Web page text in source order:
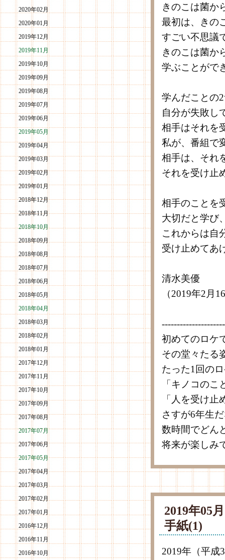
2020年02月
2020年01月
2019年12月
2019年11月
2019年10月
2019年09月
2019年08月
2019年07月
2019年06月
2019年05月
2019年04月
2019年03月
2019年02月
2019年01月
2018年12月
2018年11月
2018年10月
2018年09月
2018年08月
2018年07月
2018年06月
2018年05月
2018年04月
2018年03月
2018年02月
2018年01月
2017年12月
2017年11月
2017年10月
2017年09月
2017年08月
2017年07月
2017年06月
2017年05月
2017年04月
2017年03月
2017年02月
2017年01月
2016年12月
2016年11月
2016年10月
きのこは菌か
最初は、きの
すごい不思議
きのこは菌か
学ぶことがで
学んだことの
自分が失敗し
相手はそれを
私が、番組で
相手は、それ
それを受け止
相手のことを
大切だと学び
これからは自
受け止めてあ
清水美優
（2019年2月
初めてのロケ
その堂々たる
たった1回の
「キノコのこ
「人を受け
さすが6年生
数時間でどん
将来が楽しみ
2019年
手紙(1)
2019年（平